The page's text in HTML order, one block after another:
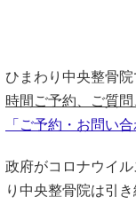
ひまわり中央整骨
時間ご予約、ご質
「ご予約・お問い合
政府がコロナウイ
り中央整骨院は引